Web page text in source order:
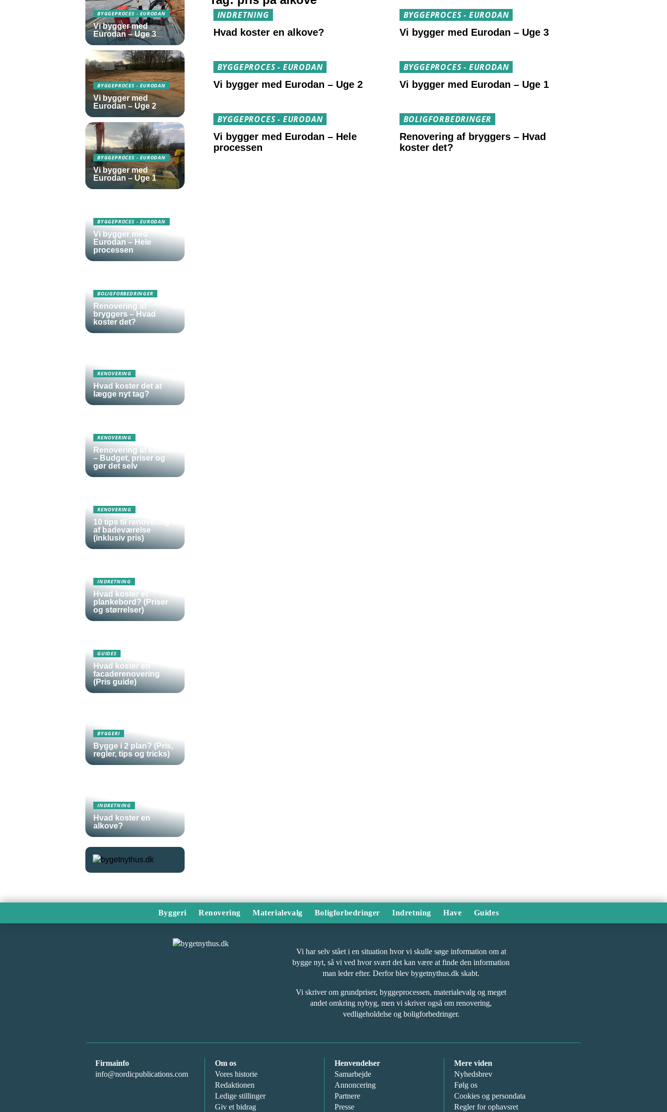
INDRETNING
Hvad koster en alkove?
BYGGEPROCES - EURODAN
Vi bygger med Eurodan – Uge 3
BYGGEPROCES - EURODAN
Vi bygger med Eurodan – Uge 2
BYGGEPROCES - EURODAN
Vi bygger med Eurodan – Uge 1
BYGGEPROCES - EURODAN
Vi bygger med Eurodan – Hele
processen
BOLIGFORBEDRINGER
Renovering af bryggers – Hvad
koster det?
BYGGEPROCES - EURODAN
Vi bygger med
Eurodan – Uge 3
BYGGEPROCES - EURODAN
Vi bygger med
Eurodan – Uge 2
BYGGEPROCES - EURODAN
Vi bygger med
Eurodan – Uge 1
BYGGEPROCES - EURODAN
Vi bygger med
Eurodan – Hele
processen
BOLIGFORBEDRINGER
Renovering af
bryggers – Hvad
koster det?
RENOVERING
Hvad koster det at
lægge nyt tag?
RENOVERING
Renovering af køkken
– Budget, priser og
gør det selv
RENOVERING
10 tips til renovering
af badeværelse
(inklusiv pris)
INDRETNING
Hvad koster et
plankebord? (Priser
og størrelser)
GUIDES
Hvad koster en
facaderenovering
(Pris guide)
BYGGERI
Bygge i 2 plan? (Pris,
regler, tips og tricks)
INDRETNING
Hvad koster en
alkove?
Byggeri Renovering Materialevalg Boligforbedringer Indretning Have Guides
Vi har selv stået i en situation hvor vi skulle søge information om at
bygge nyt, så vi ved hvor svært det kan være at finde den information
man leder efter. Derfor blev bygetnythus.dk skabt.
Vi skriver om grundpriser, byggeprocessen, materialevalg og meget
andet omkring nybyg, men vi skriver også om renovering,
vedligeholdelse og boligforbedringer.
Firmainfo
info@nordicpublications.com
Om os
Vores historie
Redaktionen
Ledige stillinger
Giv et bidrag
Henvendelser
Samarbejde
Annoncering
Partnere
Presse
Mere viden
Nyhedsbrev
Følg os
Cookies og persondata
Regler for ophavsret